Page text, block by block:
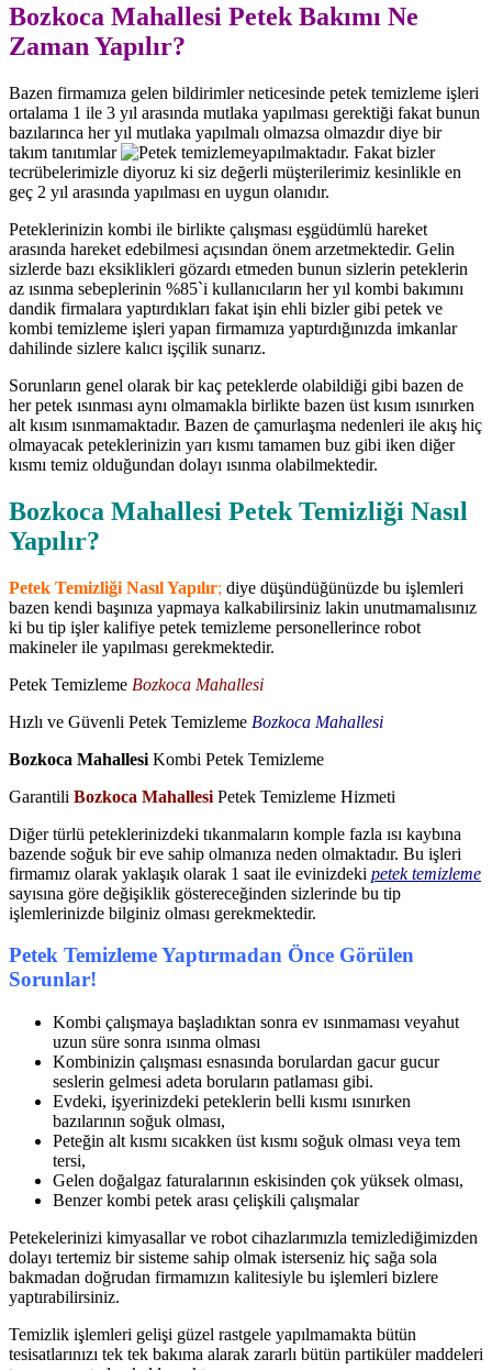
Bozkoca Mahallesi Petek Bakımı Ne
Zaman Yapılır?
Bazen firmamıza gelen bildirimler neticesinde petek temizleme işleri
ortalama 1 ile 3 yıl arasında mutlaka yapılması gerektiği fakat bunun
bazılarınca her yıl mutlaka yapılmalı olmazsa olmazdır diye bir
takım tanıtımlar
yapılmaktadır. Fakat bizler
tecrübelerimizle diyoruz ki siz değerli müşterilerimiz kesinlikle en
geç 2 yıl arasında yapılması en uygun olanıdır.
Peteklerinizin kombi ile birlikte çalışması eşgüdümlü hareket
arasında hareket edebilmesi açısından önem arzetmektedir. Gelin
sizlerde bazı eksiklikleri gözardı etmeden bunun sizlerin peteklerin
az ısınma sebeplerinin %85`i kullanıcıların her yıl kombi bakımını
dandik firmalara yaptırdıkları fakat işin ehli bizler gibi petek ve
kombi temizleme işleri yapan firmamıza yaptırdığınızda imkanlar
dahilinde sizlere kalıcı işçilik sunarız.
Sorunların genel olarak bir kaç peteklerde olabildiği gibi bazen de
her petek ısınması aynı olmamakla birlikte bazen üst kısım ısınırken
alt kısım ısınmamaktadır. Bazen de çamurlaşma nedenleri ile akış hiç
olmayacak peteklerinizin yarı kısmı tamamen buz gibi iken diğer
kısmı temiz olduğundan dolayı ısınma olabilmektedir.
Bozkoca Mahallesi Petek Temizliği Nasıl
Yapılır?
Petek Temizliği Nasıl Yapılır; diye düşündüğünüzde bu işlemleri
bazen kendi başınıza yapmaya kalkabilirsiniz lakin unutmamalısınız
ki bu tip işler kalifiye petek temizleme personellerince robot
makineler ile yapılması gerekmektedir.
Petek Temizleme Bozkoca Mahallesi
Hızlı ve Güvenli Petek Temizleme Bozkoca Mahallesi
Bozkoca Mahallesi Kombi Petek Temizleme
Garantili Bozkoca Mahallesi Petek Temizleme Hizmeti
Diğer türlü peteklerinizdeki tıkanmaların komple fazla ısı kaybına
bazende soğuk bir eve sahip olmanıza neden olmaktadır. Bu işleri
firmamız olarak yaklaşık olarak 1 saat ile evinizdeki petek temizleme
sayısına göre değişiklik göstereceğinden sizlerinde bu tip
işlemlerinizde bilginiz olması gerekmektedir.
Petek Temizleme Yaptırmadan Önce Görülen
Sorunlar!
Kombi çalışmaya başladıktan sonra ev ısınmaması veyahut
uzun süre sonra ısınma olması
Kombinizin çalışması esnasında borulardan gacur gucur
seslerin gelmesi adeta boruların patlaması gibi.
Evdeki, işyerinizdeki peteklerin belli kısmı ısınırken
bazılarının soğuk olması,
Peteğin alt kısmı sıcakken üst kısmı soğuk olması veya tem
tersi,
Gelen doğalgaz faturalarının eskisinden çok yüksek olması,
Benzer kombi petek arası çelişkili çalışmalar
Petekelerinizi kimyasallar ve robot cihazlarımızla temizlediğimizden
dolayı tertemiz bir sisteme sahip olmak isterseniz hiç sağa sola
bakmadan doğrudan firmamızın kalitesiyle bu işlemleri bizlere
yaptırabilirsiniz.
Temizlik işlemleri gelişi güzel rastgele yapılmamakta bütün
tesisatlarınızı tek tek bakıma alarak zararlı bütün partiküler maddeleri